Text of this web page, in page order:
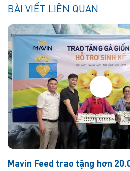
BÀI VIẾT LIÊN QUAN
Mavin Feed trao tặng hơn